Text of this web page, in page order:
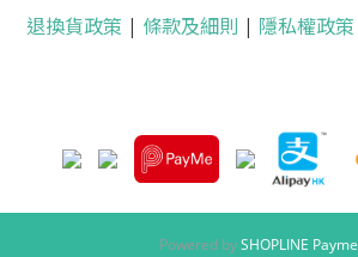
退換貨政策 | 條款及細則 | 隱私權政策
Powered bySHOPLINE